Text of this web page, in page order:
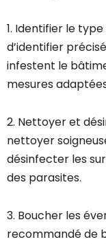
1. Identifier le
d’identifier
infestent le
mesures
2. Nettoyer et
nettoyer
désinfecter les
des parasites.
3. Boucher les
recommandé de